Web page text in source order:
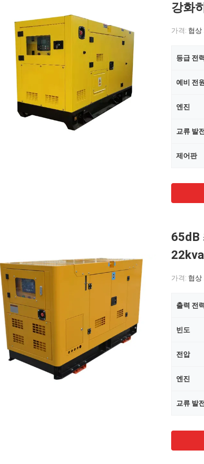
강화
가격: 협상
등급 전력
예비 전원
엔진
교류 발
제어판
65dB
가격: 협상
출력 전력
빈도
전압
엔진
교류 발